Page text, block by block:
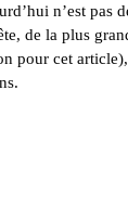
n’est pas
de la plus
pour cet